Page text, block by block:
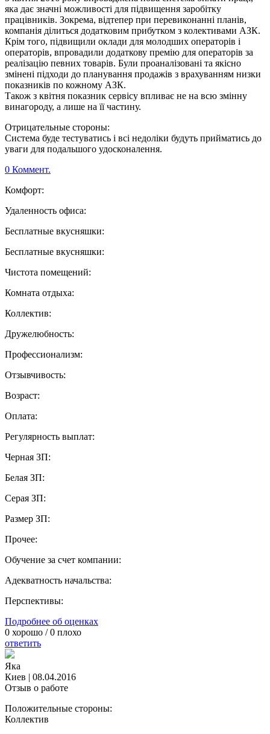
яка дає значні можливості для підвищення заробітку
працівників. Зокрема, відтепер при перевиконанні планів,
компанія ділиться додатковим прибутком з колективами АЗК.
Крім того, підвищили оклади для молодших операторів і
операторів, впровадили додаткову премію для операторів за
реалізацію певних товарів. Були проаналізовані та якісно
змінені підходи до планування продажів з врахуванням низки
показників по кожному АЗК.
Також з квітня показник сервісу впливає не на всю змінну
винагороду, а лише на її частину.
Отрицательные стороны:
Система буде тестуватись і всі недоліки будуть прийматись до
уваги для подальшого удосконалення.
0 Коммент.
Комфорт:
Удаленность офиса:
Бесплатные вкусняшки:
Бесплатные вкусняшки:
Чистота помещений:
Комната отдыха:
Коллектив:
Дружелюбность:
Профессионализм:
Отзывчивость:
Возраст:
Оплата:
Регулярность выплат:
Черная ЗП:
Белая ЗП:
Серая ЗП:
Размер ЗП:
Прочее:
Обучение за счет компании:
Адекватность начальства:
Перспективы:
Подробнее об оценках
0 хорошо /0 плохо
ответить
Яка
Киев | 08.04.2016
Отзыв о работе
Положительные стороны:
Коллектив